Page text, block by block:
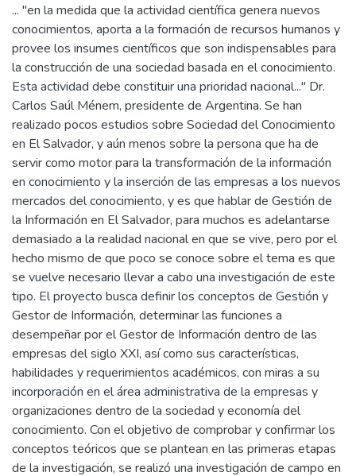
... "en la medida que la actividad científica genera nuevos
conocimientos, aporta a la formación de recursos humanos y
provee los insumes científicos que son indispensables para
la construcción de una sociedad basada en el conocimiento.
Esta actividad debe constituir una prioridad nacional..." Dr.
Carlos Saúl Ménem, presidente de Argentina. Se han
realizado pocos estudios sobre Sociedad del Conocimiento
en El Salvador, y aún menos sobre la persona que ha de
servir como motor para la transformación de la información
en conocimiento y la inserción de las empresas a los nuevos
mercados del conocimiento, y es que hablar de Gestión de
la Información en El Salvador, para muchos es adelantarse
demasiado a la realidad nacional en que se vive, pero por el
hecho mismo de que poco se conoce sobre el tema es que
se vuelve necesario llevar a cabo una investigación de este
tipo. El proyecto busca definir los conceptos de Gestión y
Gestor de Información, determinar las funciones a
desempeñar por el Gestor de Información dentro de las
empresas del siglo XXI, así como sus características,
habilidades y requerimientos académicos, con miras a su
incorporación en el área administrativa de la empresas y
organizaciones dentro de la sociedad y economía del
conocimiento. Con el objetivo de comprobar y confirmar los
conceptos teóricos que se plantean en las primeras etapas
de la investigación, se realizó una investigación de campo en